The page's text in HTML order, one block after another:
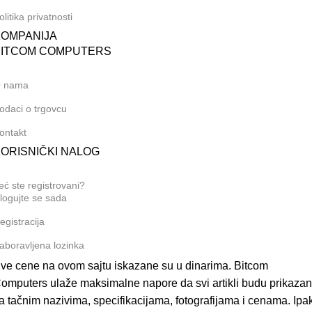
privatnosti
COMPUTERS
nama
o trgovcu
NALOG
ste registrovani?
se sada
lozinka
cene na ovom sajtu iskazane su u dinarima. Bitcom
ulaže maksimalne napore da svi artikli budu
tačnim nazivima, specifikacijama, fotografijama i cenama.